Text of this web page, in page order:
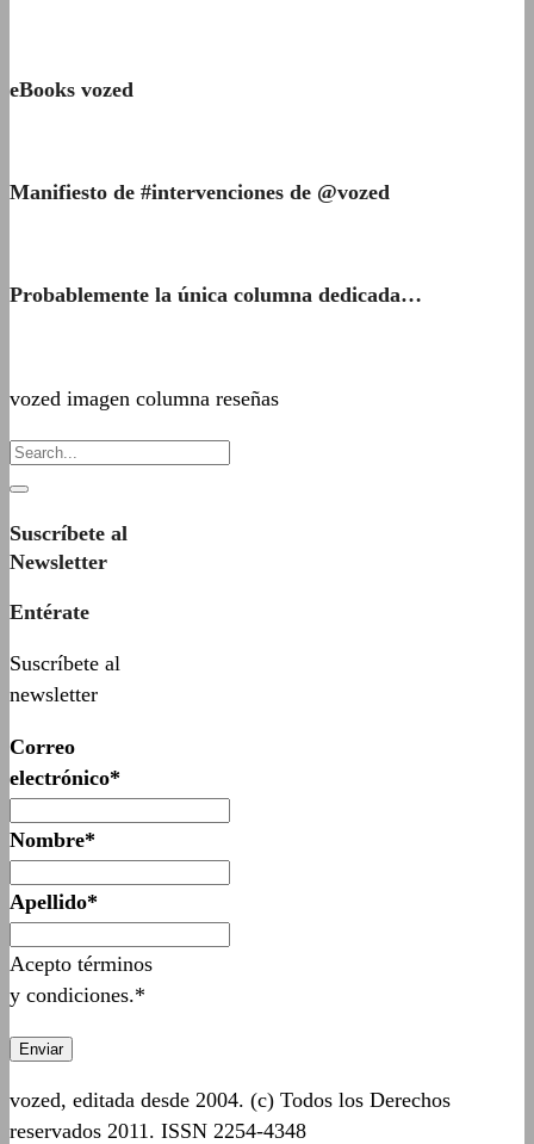
eBooks vozed
Manifiesto de #intervenciones de @vozed
Probablemente la única columna dedicada…
vozed imagen columna reseñas
Suscríbete al
Newsletter
Entérate
Suscríbete al
newsletter
Correo
electrónico*
Nombre*
Apellido*
Acepto términos
y condiciones.*
vozed, editada desde 2004. (c) Todos los Derechos
reservados 2011. ISSN 2254-4348